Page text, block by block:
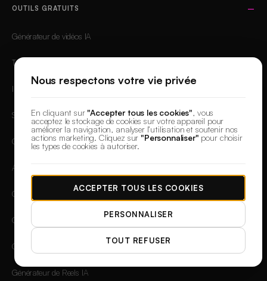
OUTILS GRATUITS
Générateur de vidéos IA
Texte en Vidéo
Image vers vidéo
Script vers Vidéo IA
Générateur de Vidéos Produit
Avatar Parlant IA
Générateur de Vidéos Sans Visage IA
Générateur de Vidéos TikTok IA
Générateur de YouTube Shorts IA
Générateur de Reels IA
Nous respectons votre vie privée
En cliquant sur"Accepter tous les cookies", vous
acceptez le stockage de cookies sur votre appareil pour
améliorer la navigation, analyser l’utilisation et soutenir nos
actions marketing. Cliquez sur"Personnaliser" pour choisir
les types de cookies à autoriser.
TOUT REFUSER
PERSONNALISER
ACCEPTER TOUS LES COOKIES